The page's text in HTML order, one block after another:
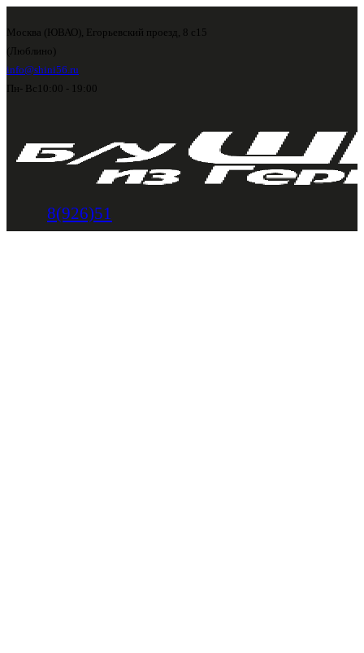
Москва (ЮВАО), Егорьевский проезд, 8 с15
(Люблино)
info@shini56.ru
Пн- Вс 10:00 - 19:00
8(926)51